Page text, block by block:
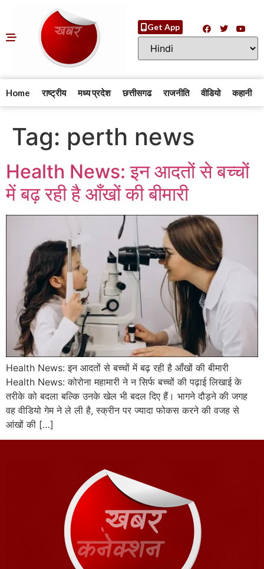
Get App
Home राष्ट्रीय मध्य प्रदेश छत्तीसगढ राजनीति वीडियो कहानी
Tag: perth news
Health News: इन आदतों से बच्चों
में बढ़ रही है आँखों की बीमारी
Health News: इन आदतों से बच्चों में बढ़ रही है आँखों की बीमारी
Health News: कोरोना महामारी ने न सिर्फ बच्चों की पढ़ाई लिखाई के
तरीके को बदला बल्कि उनके खेल भी बदल दिए हैं। भागने दौड़ने की जगह
वह वीडियो गेम ने ले ली है, स्क्रीन पर ज्यादा फोकस करने की वजह से
आंखों की […]